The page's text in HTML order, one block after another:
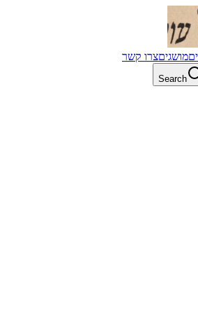
מושגיםצרו קשר
Search